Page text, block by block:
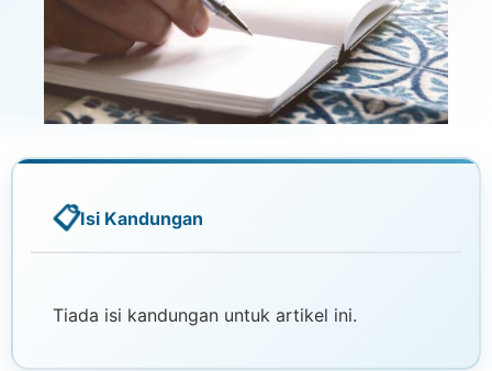
Isi Kandungan
Tiada isi kandungan untuk artikel ini.